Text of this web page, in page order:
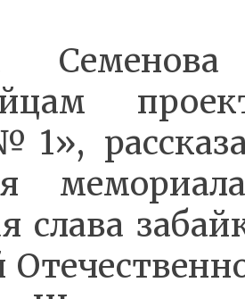
Семенова
слава